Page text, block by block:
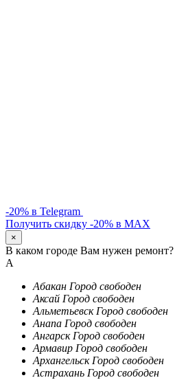
-20% в Telegram
Получить скидку -20% в MAX
×
В каком городе Вам нужен ремонт?
А
Абакан Город свободен
Аксай Город свободен
Альметьевск Город свободен
Анапа Город свободен
Ангарск Город свободен
Армавир Город свободен
Архангельск Город свободен
Астрахань Город свободен